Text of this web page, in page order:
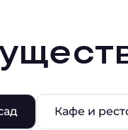
Кафе и